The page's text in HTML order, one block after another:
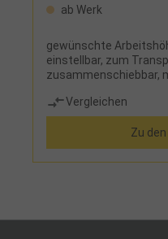
ab Werk
gewünschte
einstellbar, zum
zusammenschiebbar,
Höhenverstellung
Ummantelung,
Vergleichen
Zu